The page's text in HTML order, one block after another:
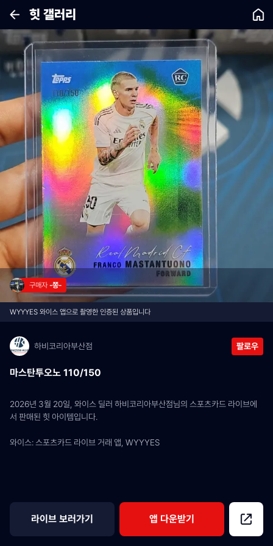
힛 갤러리
구매자 -쫑-
WYYYES 와이스 앱으로 촬영한 인증된 상품입니다
하비코리아부산점 팔로우
마스탄투오노 110/150
2026년 3월 20일, 와이스 딜러 하비코리아부산점님의 스포츠카드 라이브에
서 판매된 힛 아이템입니다.
와이스: 스포츠카드 라이브 거래 앱, WYYYES
라이브 보러가기 앱 다운받기